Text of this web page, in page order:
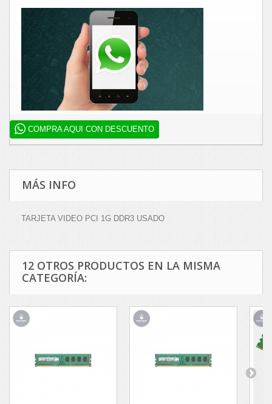
COMPRA AQUI CON DESCUENTO
MÁS INFO
TARJETA VIDEO PCI 1G DDR3 USADO
12 OTROS PRODUCTOS EN LA MISMA
CATEGORÍA: